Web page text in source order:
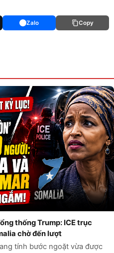
Zalo Copy
thống Trump: ICE trục
chờ đến lượt
tính bước ngoặt vừa được